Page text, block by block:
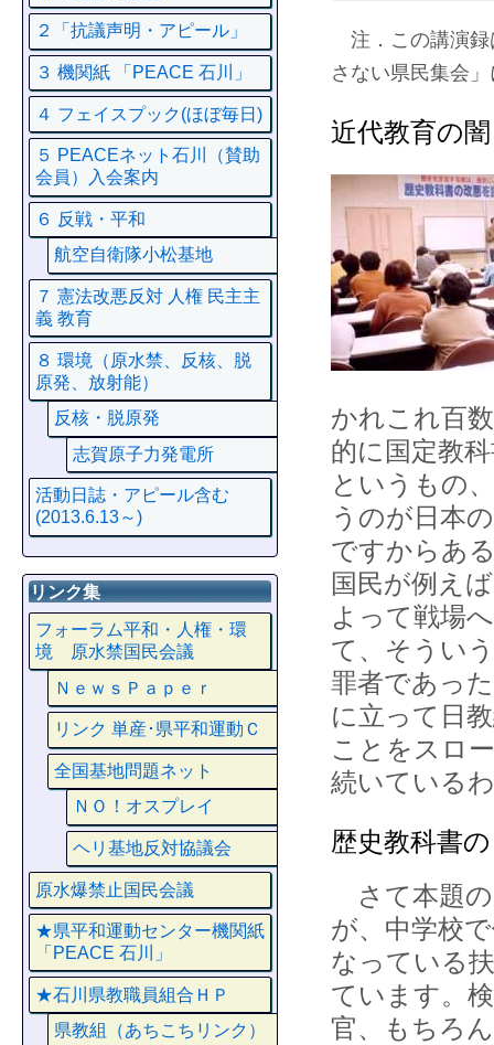
注．この講演録
さない県民集会
近代教育の闇
かれこれ百
的に国定教
というもの
うのが日本
ですからあ
国民が例え
よって戦場
て、そうい
罪者であっ
に立って日
ことをスロ
続いている
歴史教科書
さて本題の
が、中学校
なっている
ています。
官、もちろ
２「抗議声明・アピール」
３ 機関紙 「PEACE 石川」
４ フェイスプック(ほぼ毎日)
５ PEACEネット石川（賛助
会員）入会案内
６ 反戦・平和
航空自衛隊小松基地
７ 憲法改悪反対 人権 民主主
義 教育
８ 環境（原水禁、反核、脱
原発、放射能）
反核・脱原発
志賀原子力発電所
活動日誌・アピール含む
(2013.6.13～)
リンク集
フォーラム平和・人権・環
境 原水禁国民会議
ＮｅｗｓＰａｐｅｒ
リンク 単産･県平和運動Ｃ
全国基地問題ネット
ＮＯ！オスプレイ
ヘリ基地反対協議会
原水爆禁止国民会議
★県平和運動センター機関紙
「PEACE 石川」
★石川県教職員組合ＨＰ
県教組（あちこちリンク）